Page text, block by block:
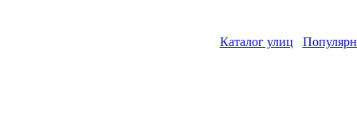
Каталог улиц